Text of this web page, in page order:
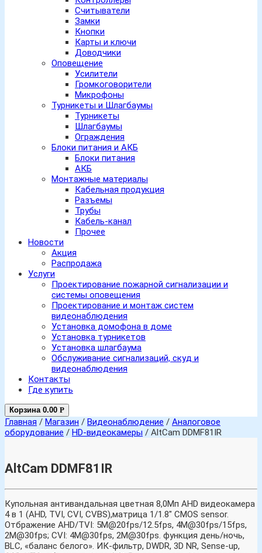
Считыватели
Замки
Кнопки
Карты и ключи
Доводчики
Оповещение
Усилители
Громкоговорители
Микрофоны
Турникеты и Шлагбаумы
Турникеты
Шлагбаумы
Ограждения
Блоки питания и АКБ
Блоки питания
АКБ
Монтажные материалы
Кабельная продукция
Разъемы
Трубы
Кабель-канал
Прочее
Новости
Акция
Распродажа
Услуги
Проектирование пожарной сигнализации и
системы оповещения
Проектирование и монтаж систем
видеонаблюдения
Установка домофона в доме
Установка турникетов
Установка шлагбаума
Обслуживание сигнализаций, скуд и
видеонаблюдения
Контакты
Где купить
Корзина 0.00 Р
Главная / Магазин / Видеонаблюдение / Аналоговое
оборудование / HD-видеокамеры / AltCam DDMF81IR
AltCam DDMF81IR
Купольная антивандальная цветная 8,0Мп AHD видеокамера
4 в 1 (AHD, TVI, CVI, CVBS),матрица 1/1.8″ CMOS sensor.
Отбражение AHD/TVI: 5M@20fps/12.5fps, 4M@30fps/15fps,
2M@30fps; CVI: 4M@30fps, 2M@30fps. функция день/ночь,
BLC, «баланс белого». ИК-фильтр, DWDR, 3D NR, Sense-up,